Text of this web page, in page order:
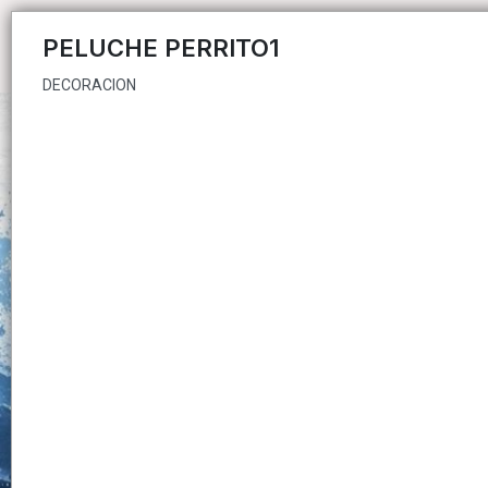
DECORACION
PELUCHE PERRITO1
DECORACION